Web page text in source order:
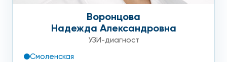
Воронцова
Надежда Александровна
УЗИ-диагност
Смоленская